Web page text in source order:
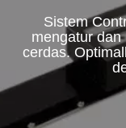
Sistem
mengatur
cerdas.